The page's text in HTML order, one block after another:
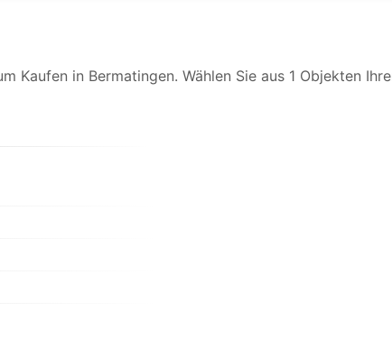
Kaufen in Bermatingen. Wählen Sie aus 1 Objekten